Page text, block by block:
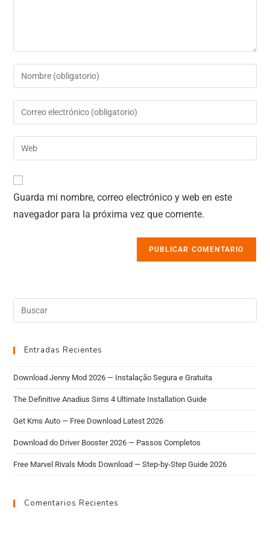
Guarda mi nombre, correo electrónico y web en este
navegador para la próxima vez que comente.
Entradas Recientes
Download Jenny Mod 2026 — Instalação Segura e Gratuita
The Definitive Anadius Sims 4 Ultimate Installation Guide
Get Kms Auto — Free Download Latest 2026
Download do Driver Booster 2026 — Passos Completos
Free Marvel Rivals Mods Download — Step-by-Step Guide 2026
Comentarios Recientes